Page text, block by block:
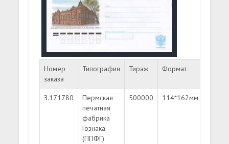
Номер
заказа
Типография Тираж Формат
З.171780
Пермская
печатная
фабрика
Гознака
(ППФГ)
500000 114*162мм